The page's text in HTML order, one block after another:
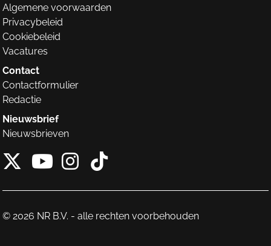
Algemene voorwaarden
Privacybeleid
Cookiebeleid
Vacatures
Contact
Contactformulier
Redactie
Nieuwsbrief
Nieuwsbrieven
X van NieuwRechts
Instagram van
Tiktok van
© 2026 NR B.V. - alle rechten voorbehouden